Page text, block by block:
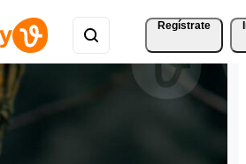
Regístrate